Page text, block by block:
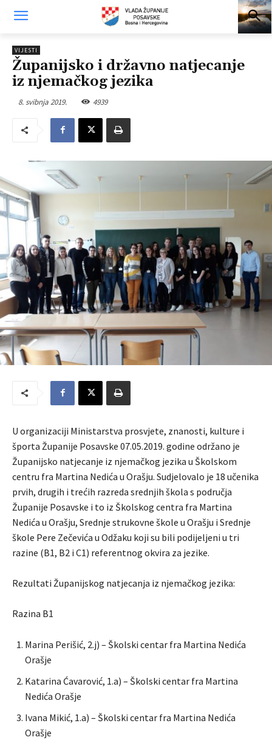
VIJESTI
Županijsko i državno natjecanje
iz njemačkog jezika
8. svibnja 2019. 4939
U organizaciji Ministarstva prosvjete, znanosti, kulture i
športa Županije Posavske 07.05.2019. godine održano je
Županijsko natjecanje iz njemačkog jezika u Školskom
centru fra Martina Nedića u Orašju. Sudjelovalo je 18 učenika
prvih, drugih i trećih razreda srednjih škola s područja
Županije Posavske i to iz Školskog centra fra Martina
Nedića u Orašju, Srednje strukovne škole u Orašju i Srednje
škole Pere Zečevića u Odžaku koji su bili podijeljeni u tri
razine (B1, B2 i C1) referentnog okvira za jezike.
Rezultati Županijskog natjecanja iz njemačkog jezika:
Razina B1
Marina Perišić, 2.j) – Školski centar fra Martina Nedića
Orašje
Katarina Ćavarović, 1.a) – Školski centar fra Martina
Nedića Orašje
Ivana Mikić, 1.a) – Školski centar fra Martina Nedića
Orašje